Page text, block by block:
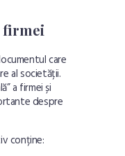
firmei
care
al societății.
a firmei și
despre
conține: